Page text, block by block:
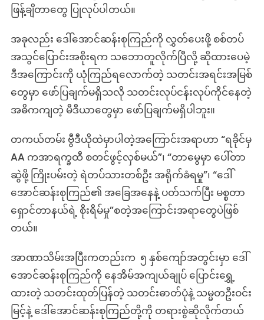
ဖြန့်ချိတာတွေ ပြုလုပ်ပါတယ်။
အခုလည်း ဒေါ်အောင်ဆန်းစုကြည်ကို လွှတ်ပေးဖို့ စစ်တပ်
အသွင်ပြောင်းအစိုးရက သဘောတူလိုက်ပြီလို့ ဆိုထားပေမဲ့
ဒီအကြောင်းကို ယုံကြည်ရလောက်တဲ့ သတင်းအရင်းအမြစ်
တွေမှာ ဖော်ပြချက်မရှိသလို သတင်းလုပ်ငန်းလုပ်ကိုင်နေတဲ့
အဓိကကျတဲ့ မီဒီယာတွေမှာ ဖော်ပြချက်မရှိပါဘူး။
တကယ်တမ်း ဗွီဒီယိုထဲမှာပါတဲ့အကြောင်းအရာဟာ “ရခိုင်မှ
AA ကအာရက္ခထီ စတင်ဖွင့်လှစ်မယ်”၊ “တာမွေမှာ ပေါ်တာ
ဆွဲဖို့ ကြိုးပမ်းတဲ့ ရဲတပ်သားတစ်ဦး အရိုက်ခံရမှု”၊ “ဒေါ်
အောင်ဆန်းစုကြည်၏ အခြေအနေနဲ့ ပတ်သက်ပြီး မစ္စတာ
ရှောင်တာနယ်ရဲ့ စိုးရိမ်မှု”စတဲ့အကြောင်းအရာတွေပဲဖြစ်
တယ်။
အာဏာသိမ်းအပြီးကတည်းက ၅ နှစ်ကျော်အတွင်းမှာ ဒေါ်
အောင်ဆန်းစုကြည်ကို နေအိမ်အကျယ်ချုပ် ပြောင်းရွှေ့
ထားတဲ့ သတင်းထုတ်ပြန်တဲ့ သတင်းဓာတ်ပုံနဲ့ သမ္မတဦးဝင်း
မြင့်နဲ့ ဒေါ်အောင်ဆန်းစုကြည်တို့ကို တရားစွဲဆိုလိုက်တယ်